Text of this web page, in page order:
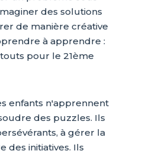
des solutions
de manière créative
à apprendre :
pour le 21ème
enfants n'apprennent
des puzzles. Ils
à gérer la
des initiatives. Ils